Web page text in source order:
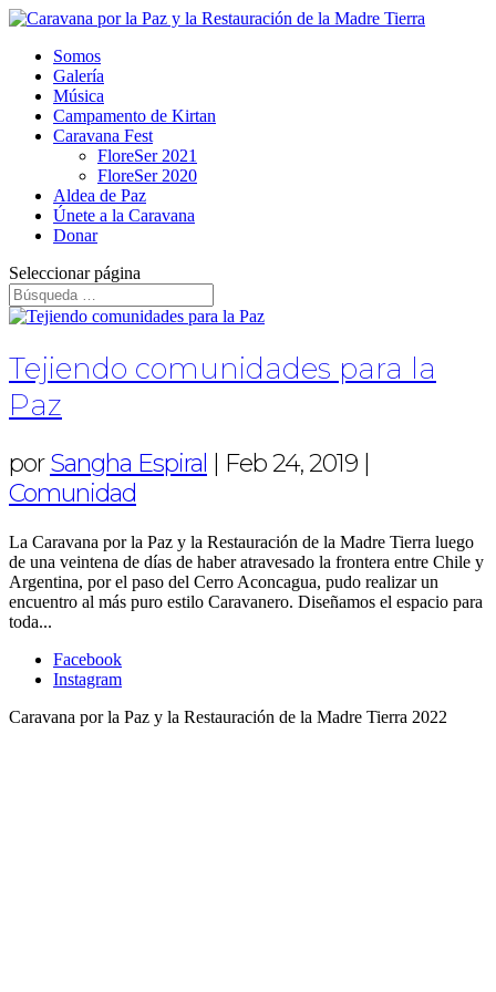
Somos
Galería
Música
Campamento de Kirtan
Caravana Fest
FloreSer 2021
FloreSer 2020
Aldea de Paz
Únete a la Caravana
Donar
Seleccionar página
Tejiendo comunidades para la
Paz
porSangha Espiral | Feb 24, 2019 |
Comunidad
La Caravana por la Paz y la Restauración de la Madre Tierra luego
de una veintena de días de haber atravesado la frontera entre Chile y
Argentina, por el paso del Cerro Aconcagua, pudo realizar un
encuentro al más puro estilo Caravanero. Diseñamos el espacio para
toda...
Facebook
Instagram
Caravana por la Paz y la Restauración de la Madre Tierra 2022